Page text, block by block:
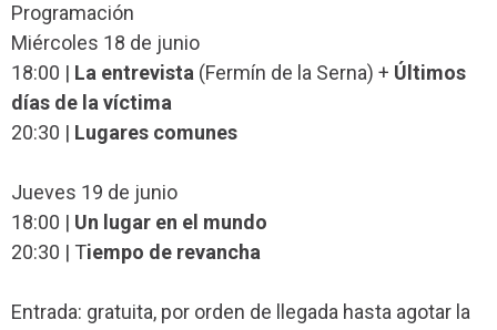
Programación
Miércoles 18 de junio
18:00 | La entrevista (Fermín de la Serna) + Últimos
días de la víctima
20:30 | Lugares comunes
Jueves 19 de junio
18:00 | Un lugar en el mundo
20:30 | Tiempo de revancha
Entrada: gratuita, por orden de llegada hasta agotar la